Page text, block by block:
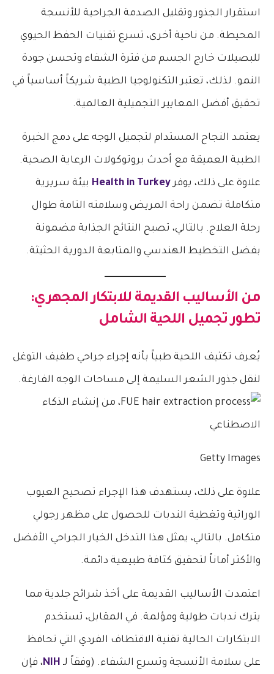
استقرار الجذور وتقليل الصدمة الجراحية للأنسجة
المحيطة. من ناحية أخرى، تسرع تقنيات الحفظ الحيوي
للبصيلات خارج الجسم من فترة الشفاء وتحسن جودة
النمو. لذلك، تعتبر التكنولوجيا الطبية شريكاً أساسياً في
تحقيق أفضل المعايير التجميلية العالمية.
يعتمد النجاح المستدام لتجميل الوجه على دمج الخبرة
الطبية العميقة مع أحدث بروتوكولات الرعاية الصحية.
علاوة على ذلك، يوفرHealth in Turkey بيئة سريرية
متكاملة تضمن راحة المريض وسلامته التامة طوال
رحلة العلاج. بالتالي، تصبح النتائج الجذابة مضمونة
بفضل التخطيط الهندسي والمتابعة الدورية الحثيثة.
من الأساليب القديمة للابتكار المجهري:
تطور تجميل اللحية الشامل
يُعرف تكثيف اللحية طبياً بأنه إجراء جراحي طفيف التوغل
لنقل جذور الشعر السليمة إلى مساحات الوجه الفارغة.
Getty Images
علاوة على ذلك، يستهدف هذا الإجراء تصحيح العيوب
الوراثية وتغطية الندبات للحصول على مظهر رجولي
متكامل. بالتالي، يمثل هذا التدخل الخيار الجراحي الأفضل
والأكثر أماناً لتحقيق كثافة طبيعية دائمة.
اعتمدت الأساليب القديمة على أخذ شرائح جلدية مما
يترك ندبات طولية ومؤلمة. في المقابل، تستخدم
الابتكارات الحالية تقنية الاقتطاف الفردي التي تحافظ
على سلامة الأنسجة وتسرع الشفاء. (وفقاً لـ NIH، فإن